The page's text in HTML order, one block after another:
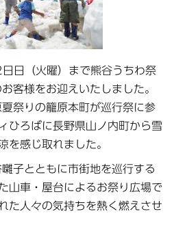
日（火曜）まで熊谷うちわ祭
客様をお迎えいたしました。
祭りの籠原本町が巡行祭に参
ひろばに長野県山ノ内町から雪
を感じ取れました。
子とともに市街地を巡行する
山車・屋台によるお祭り広場で
た人々の気持ちを熱く燃えさせ